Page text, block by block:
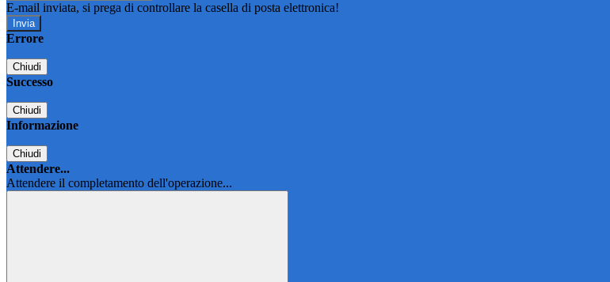
E-mail inviata, si prega di controllare la casella di posta elettronica!
Errore
Chiudi
Successo
Chiudi
Informazione
Chiudi
Attendere...
Attendere il completamento dell'operazione...